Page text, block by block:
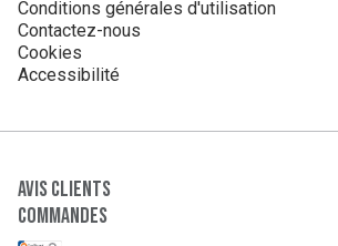
Conditions générales d'utilisation
Contactez-nous
Cookies
Accessibilité
Avis clients
Commandes